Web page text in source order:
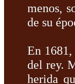
menos,
de su
En
del rey.
herida